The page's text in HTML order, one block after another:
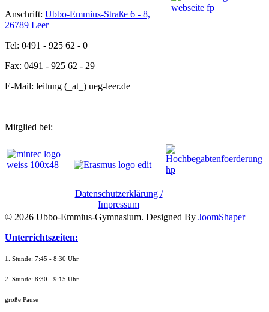
Anschrift: Ubbo-Emmius-Straße 6 - 8,
26789 Leer
Tel: 0491 - 925 62 - 0
Fax: 0491 - 925 62 - 29
E-Mail: leitung (_at_) ueg-leer.de
Mitglied bei:
Datenschutzerklärung /
Impressum
© 2026 Ubbo-Emmius-Gymnasium. Designed By JoomShaper
Unterrichtszeiten:
1. Stunde: 7:45 - 8:30 Uhr
2. Stunde: 8:30 - 9:15 Uhr
große Pause